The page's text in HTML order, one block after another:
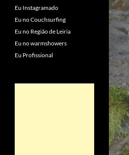
Eu Instagramado
Eu no Couchsurfing
Eu no Região de Leiria
Eu no warmshowers
Eu Profissional